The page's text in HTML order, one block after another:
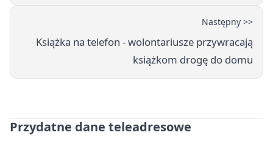
Następny >>
Książka na telefon - wolontariusze przywracają
książkom drogę do domu
Przydatne dane teleadresowe